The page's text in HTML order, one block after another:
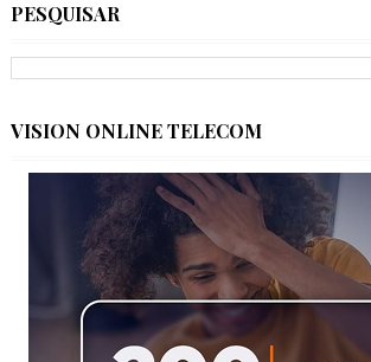
PESQUISAR
VISION ONLINE TELECOM